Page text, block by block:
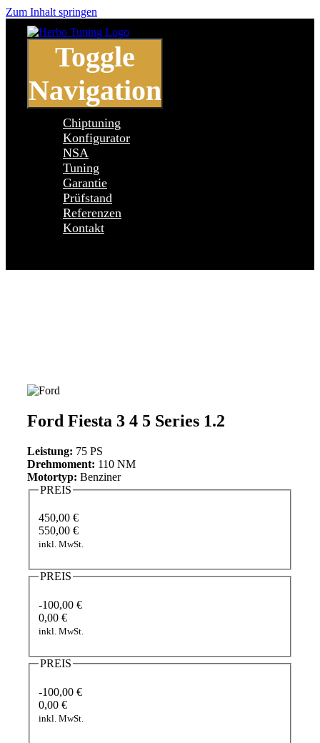
Zum Inhalt springen
Toggle
Navigation
Chiptuning
Konfigurator
NSA
Tuning
Garantie
Prüfstand
Referenzen
Kontakt
Ford Fiesta 3 4 5 Series 1.2
Leistung: 75 PS
Drehmoment: 110 NM
Motortyp: Benziner
PREIS
450,00 €
550,00 €
inkl. MwSt.
PREIS
-100,00 €
0,00 €
inkl. MwSt.
PREIS
-100,00 €
0,00 €
inkl. MwSt.